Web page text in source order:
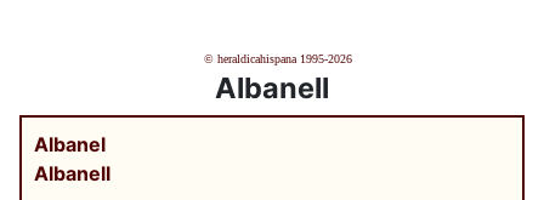
© heraldicahispana 1995-2026
Albanell
Albanel
Albanell